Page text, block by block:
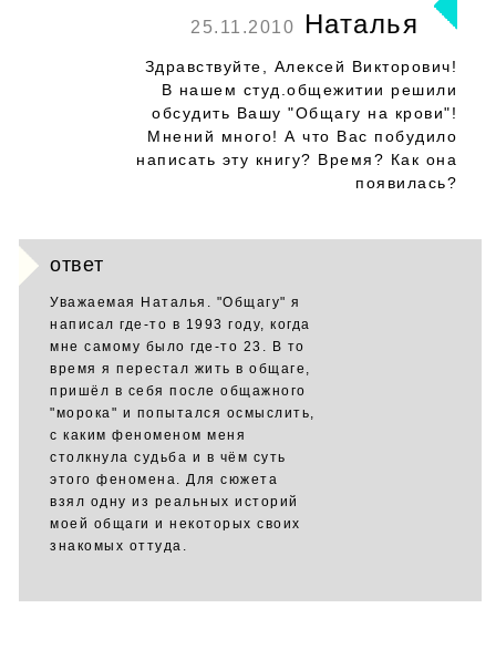
25.11.2010 Наталья
Здравствуйте, Алексей Викторович!
В нашем студ.общежитии решили
обсудить Вашу "Общагу на крови"!
Мнений много! А что Вас побудило
написать эту книгу? Время? Как она
появилась?
ответ
Уважаемая Наталья. "Общагу" я
написал где-то в 1993 году, когда
мне самому было где-то 23. В то
время я перестал жить в общаге,
пришёл в себя после общажного
"морока" и попытался осмыслить,
с каким феноменом меня
столкнула судьба и в чём суть
этого феномена. Для сюжета
взял одну из реальных историй
моей общаги и некоторых своих
знакомых оттуда.